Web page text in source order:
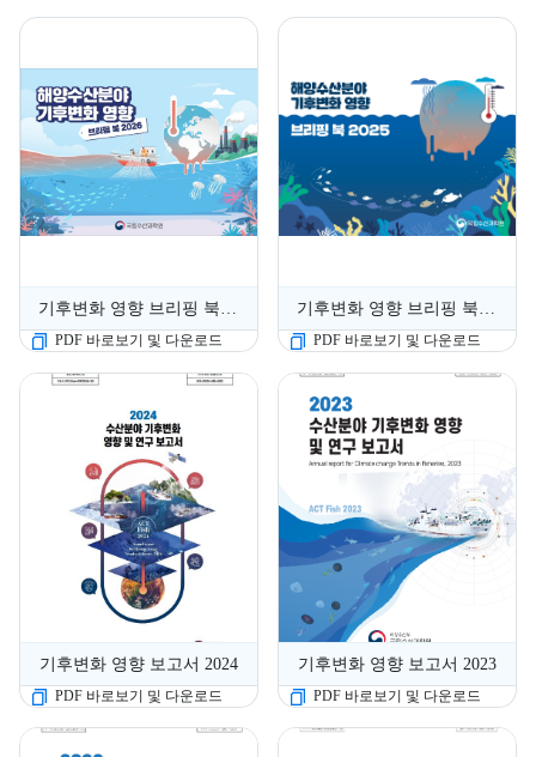
기후변화 영향 브리핑 북 2026
PDF 바로보기 및 다운로드
기후변화 영향 브리핑 북 2025
PDF 바로보기 및 다운로드
기후변화 영향 보고서 2024
PDF 바로보기 및 다운로드
기후변화 영향 보고서 2023
PDF 바로보기 및 다운로드